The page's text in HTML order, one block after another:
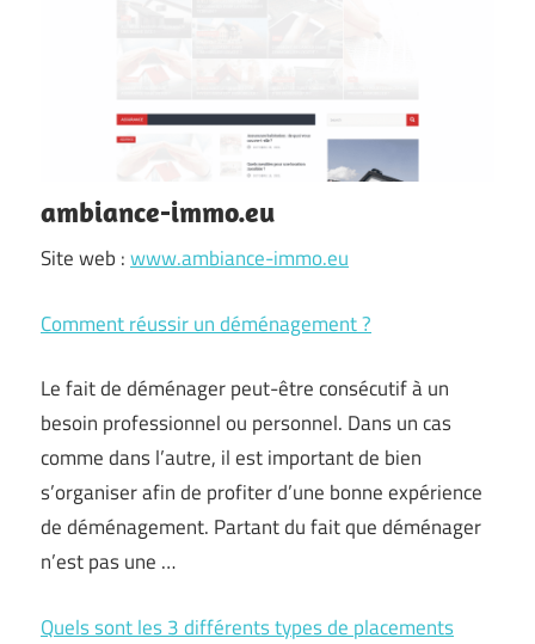
ambiance-immo.eu
Site web :www.ambiance-immo.eu
Comment réussir un déménagement ?
Le fait de déménager peut-être consécutif à un
besoin professionnel ou personnel. Dans un cas
comme dans l’autre, il est important de bien
s’organiser afin de profiter d’une bonne expérience
de déménagement. Partant du fait que déménager
n’est pas une …
Quels sont les 3 différents types de placements